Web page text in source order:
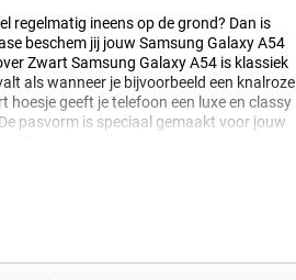
regelmatig ineens op de grond? Dan is
beschem jij jouw Samsung Galaxy A54
Zwart Samsung Galaxy A54 is klassiek
als wanneer je bijvoorbeeld een knalroze
hoesje geeft je telefoon een luxe en classy
pasvorm is speciaal gemaakt voor jouw
bescherm je je toestel en geef je je